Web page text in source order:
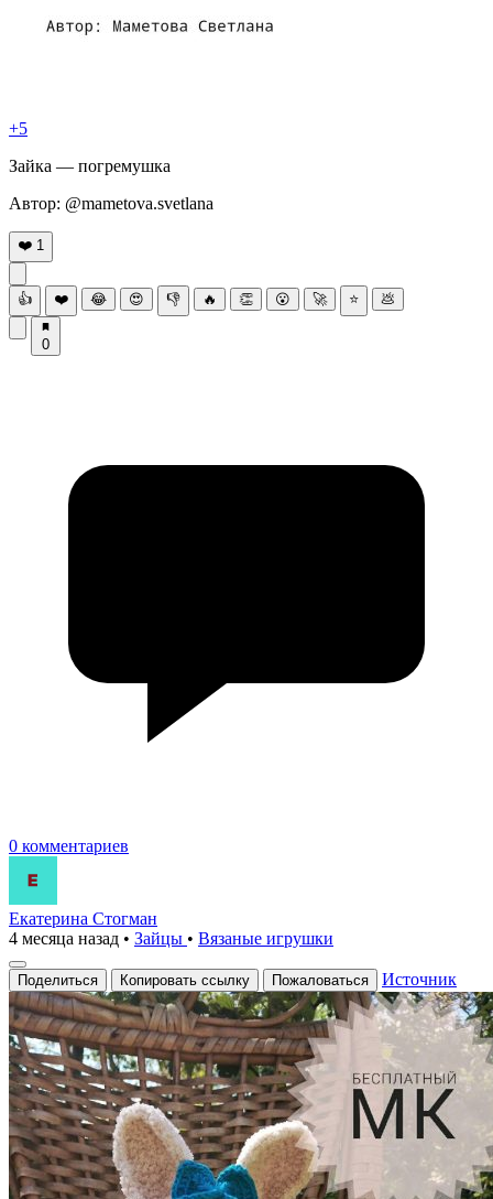
+5
Зaйкa — погремушкa
Автoр: @mametоva.svetlana
❤️ 1
👍 ❤️ 😂 😍 👎 🔥 👏 😮 🚀 ⭐ 💩
0
0 комментариев
Екатерина Стогман
4 месяца назад • Зайцы • Вязаные игрушки
Поделиться Копировать ссылку Пожаловаться Источник